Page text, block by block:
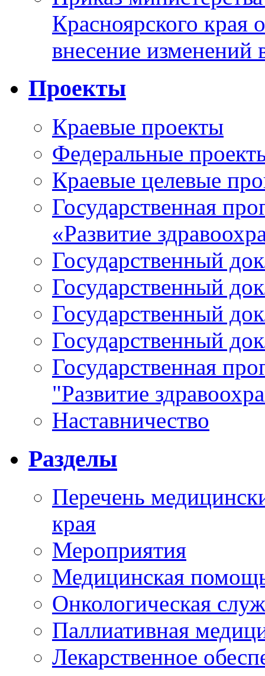
Красноярского
внесение изменений
Проекты
Краевые проекты
Федеральные
Краевые целевые
Государственная
«Развитие
Государственный
Государственный
Государственный
Государственный
Государственная
"Развитие
Наставничество
Разделы
Перечень
края
Мероприятия
Медицинская
Онкологическая
Паллиативная
Лекарственное